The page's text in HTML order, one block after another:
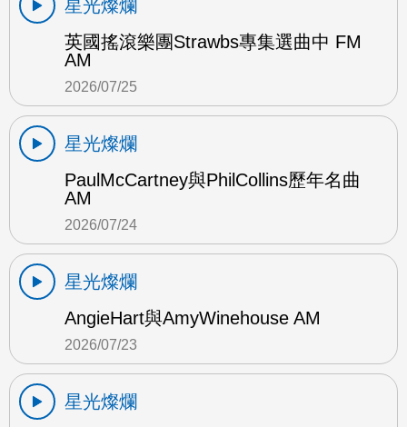
星光燦爛
英國搖滾樂團Strawbs專集選曲中 FM
AM
2026/07/25
星光燦爛
PaulMcCartney與PhilCollins歷年名曲
AM
2026/07/24
星光燦爛
AngieHart與AmyWinehouse AM
2026/07/23
星光燦爛